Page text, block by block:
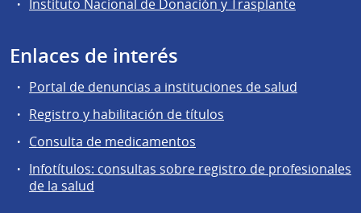
Instituto Nacional de Donación y Trasplante
Enlaces de interés
Portal de denuncias a instituciones de salud
Registro y habilitación de títulos
Consulta de medicamentos
Infotítulos: consultas sobre registro de profesionales
de la salud